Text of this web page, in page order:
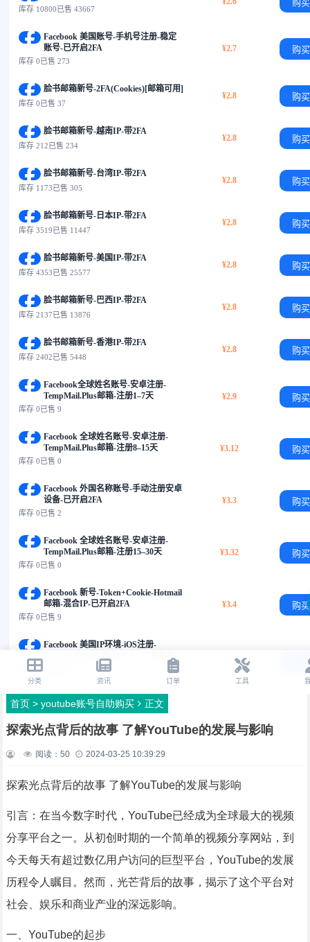
首页> youtube账号自助购买 正文
探索光点背后的故事 了解YouTube的发展与影响
阅读： 50 2024-03-25 10:39:29
探索光点背后的故事 了解YouTube的发展与影响
引言：在当今数字时代，YouTube已经成为全球最大的视频
分享平台之一。从初创时期的一个简单的视频分享网站，到
今天每天有超过数亿用户访问的巨型平台，YouTube的发展
历程令人瞩目。然而，光芒背后的故事，揭示了这个平台对
社会、娱乐和商业产业的深远影响。
一、YouTube的起步